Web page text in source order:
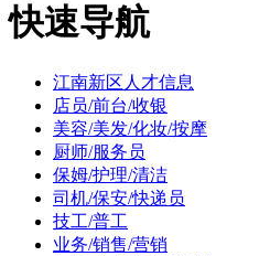
快速导航
江南新区人才信息
店员/前台/收银
美容/美发/化妆/按摩
厨师/服务员
保姆/护理/清洁
司机/保安/快递员
技工/普工
业务/销售/营销